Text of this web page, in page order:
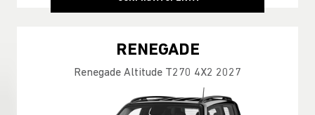
Renegade Longitude T270 4X2 2027